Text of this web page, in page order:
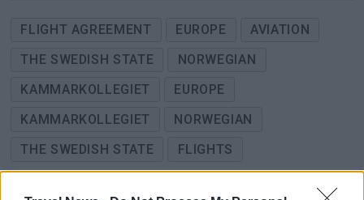
FLIGHT AGREEMENT EUROPE
AVIATION
THE SWEDISH STATE
NORWEGIAN
KAMMARKOLLEGIET
EUROPE
KAMMARKOLLEGIET
NORWEGIAN
THE SWEDISH STATE
FLIGHTS